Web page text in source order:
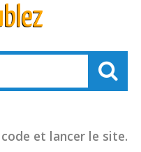
et lancer le site.